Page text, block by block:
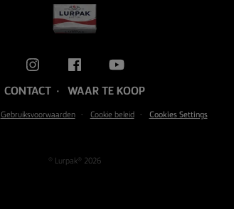
CONTACT WAAR TE KOOP
Gebruiksvoorwaarden Cookie beleid Cookies Settings
© Lurpak® 2026